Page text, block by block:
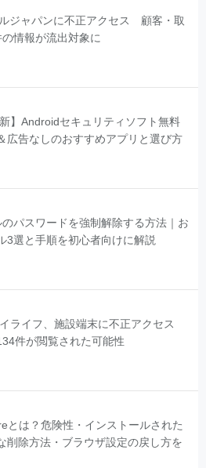
ジャパンに不正アクセス 顧客・取
情報が流出対象に
新】Androidセキュリティソフト無料
広告なしのおすすめアプリと選び方
パスワードを強制解除する方法｜お
3選と手順を初心者向けに解説
ライフ、施設端末に不正アクセス
件が閲覧された可能性
とは？危険性・インストールされた
削除方法・ブラウザ設定の戻し方を